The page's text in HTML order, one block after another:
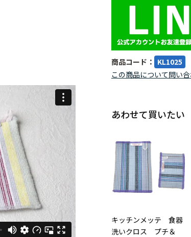
あわせて買いたい
キッチンメッテ 食器
洗いクロス プチ＆
商品コード： KL1025
この商品について問い